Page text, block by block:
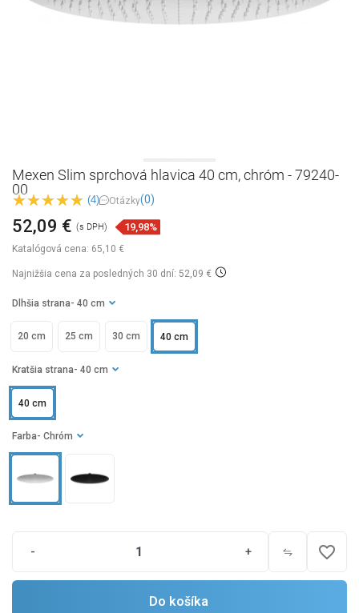
Mexen Slim sprchová hlavica 40 cm, chróm - 79240-
00
(4) Otázky(0)
Katalógová cena: 65,10 €
52,09 € (s DPH) 19,98%
Najnižšia cena za posledných 30 dní: 52,09 €
Dlhšia strana - 40 cm
20 cm 25 cm 30 cm 40 cm
Kratšia strana - 40 cm
40 cm
Farba - Chróm
- + favorite_border
Do košíka